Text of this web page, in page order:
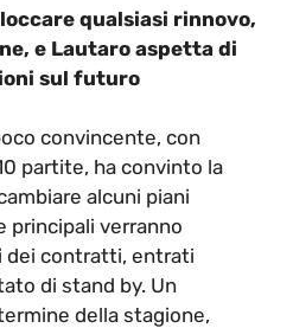
qualsiasi rinnovo,
e Lautaro aspetta di
sul futuro
convincente, con
partite, ha convinto la
alcuni piani
principali verranno
dei contratti, entrati
di stand by. Un
della stagione,